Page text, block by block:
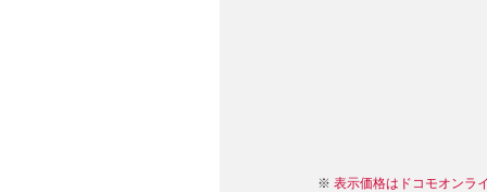
表示価格はドコモオンラ